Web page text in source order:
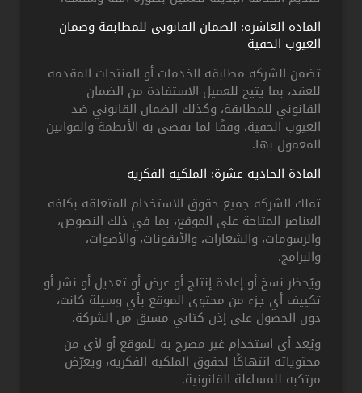
المادة العاشرة: الضمان القانوني للمطابقة وضمان
العيوب الخفية
تضمن الشركة مطابقة الخدمات أو المنتجات المقدمة
للعقد، بما يتيح للعميل الاستفادة من الضمان
القانوني للمطابقة، وكذلك الضمان القانوني ضد
العيوب الخفية، وفقًا لما تقضي به الأنظمة والقوانين
المعمول بها.
المادة الحادية عشرة: الملكية الفكرية
تملك الشركة جميع حقوق الاستخدام المتعلقة بكافة
العناصر المتاحة على الموقع، بما في ذلك النصوص،
والرسومات، والشعارات، والأيقونات، والأصوات،
والبرامج.
ويُحظر نسخ أو إعادة إنتاج أو عرض أو تعديل أو نشر أو
تكييف أي جزء من محتوى الموقع بأي وسيلة كانت،
دون الحصول على إذن كتابي مسبق من الشركة.
ويُعد أي استخدام غير مصرح به للموقع أو لأي من
محتوياته انتهاكًا لحقوق الملكية الفكرية، ويعرّض
مرتكبه للمساءلة القانونية.